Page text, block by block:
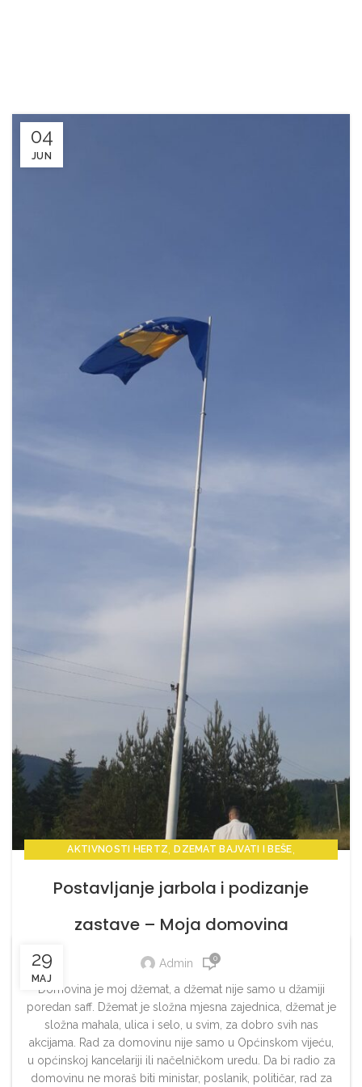
04
JUN
AKTIVNOSTI HERTZ ,DZEMAT BAJVATI I BEŠE
Postavljanje jarbola i podizanje
zastave – Moja domovina
Admin 0
Domovina je moj džemat, a džemat nije samo u džamiji
poredan saff. Džemat je složna mjesna zajednica, džemat je
složna mahala, ulica i selo, u svim, za dobro svih nas
akcijama. Rad za domovinu nije samo u Općinskom vijeću,
u općinskoj kancelariji ili načelničkom uredu. Da bi radio za
domovinu ne moraš biti ministar, poslanik, političar, rad za
29
MAJ